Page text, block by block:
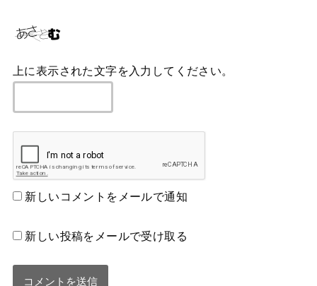
上に表示された文字を入力してください。
新しいコメントをメールで通知
新しい投稿をメールで受け取る